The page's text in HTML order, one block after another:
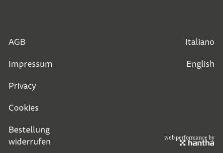
AGB
Impressum
Privacy
Cookies
Bestellung
widerrufen
Italiano
English
web performance by